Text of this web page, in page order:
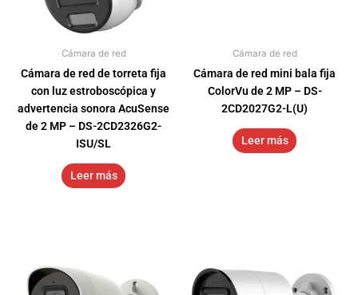
Cámara de red
Cámara de red de torreta fija
con luz estroboscópica y
advertencia sonora AcuSense
de 2 MP – DS-2CD2326G2-
ISU/SL
Leer más
Cámara de red
Cámara de red mini bala fija
ColorVu de 2 MP – DS-
2CD2027G2-L(U)
Leer más